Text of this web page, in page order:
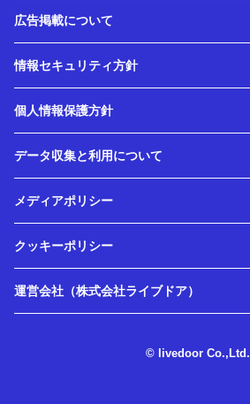
広告掲載について
情報セキュリティ方針
個人情報保護方針
データ収集と利用について
メディアポリシー
クッキーポリシー
運営会社（株式会社ライブドア）
© livedoor Co.,Ltd.